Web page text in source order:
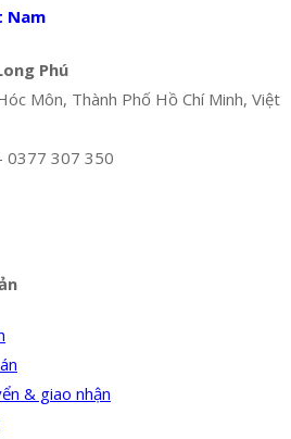
Nam
Phú
Môn, Thành Phố Hồ Chí Minh, Việt
0377 307 350
& giao nhận